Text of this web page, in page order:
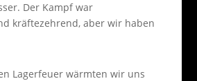
Der Kampf war
kräftezehrend, aber wir haben
Lagerfeuer wärmten wir uns